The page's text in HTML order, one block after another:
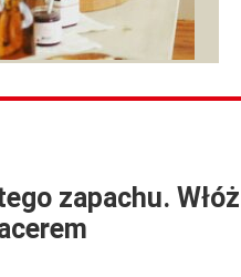
zapachu. Włóż